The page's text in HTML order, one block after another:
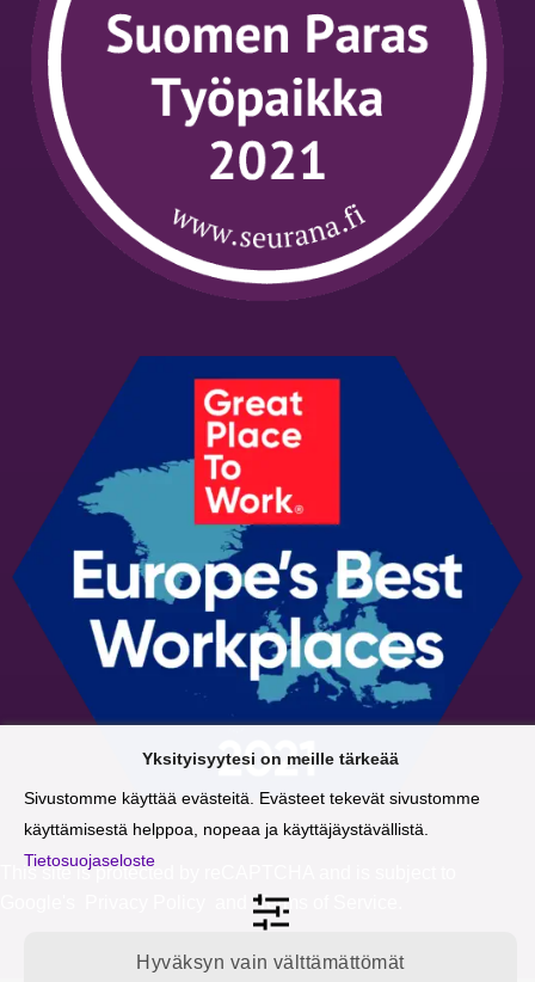
This site is protected by reCAPTCHA and is subject to
andTerms of Service
Yksityisyytesi on meille tärkeää
Sivustomme käyttää evästeitä. Evästeet tekevät sivustomme
käyttämisestä helppoa, nopeaa ja käyttäjäystävällistä.
Tietosuojaseloste
Hyväksyn vain välttämättömät